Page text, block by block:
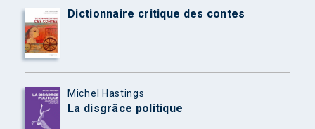
Dictionnaire critique des contes
Michel Hastings
La disgrâce politique